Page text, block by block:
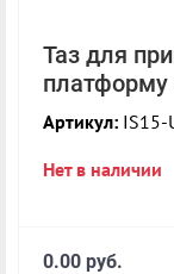
Таз для
платформу
Артикул: IS15-
Нет в наличии
0.00 руб.